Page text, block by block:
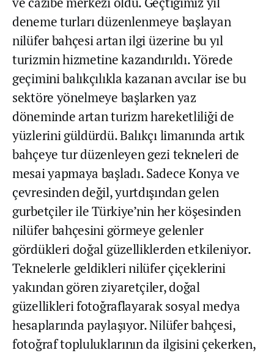
deneme turları düzenlenmeye başlayan
nilüfer bahçesi artan ilgi üzerine bu yıl
turizmin hizmetine kazandırıldı. Yörede
geçimini balıkçılıkla kazanan avcılar ise bu
sektöre yönelmeye başlarken yaz
döneminde artan turizm hareketliliği de
yüzlerini güldürdü. Balıkçı limanında artık
bahçeye tur düzenleyen gezi tekneleri de
mesai yapmaya başladı. Sadece Konya ve
çevresinden değil, yurtdışından gelen
gurbetçiler ile Türkiye’nin her köşesinden
nilüfer bahçesini görmeye gelenler
gördükleri doğal güzelliklerden etkileniyor.
Teknelerle geldikleri nilüfer çiçeklerini
yakından gören ziyaretçiler, doğal
güzellikleri fotoğraflayarak sosyal medya
hesaplarında paylaşıyor. Nilüfer bahçesi,
fotoğraf topluluklarının da ilgisini çekerken,